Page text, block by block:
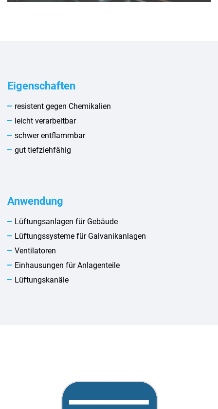
Eigenschaften
resistent gegen Chemikalien
leicht verarbeitbar
schwer entflammbar
gut tiefziehfähig
Anwendung
Lüftungsanlagen für Gebäude
Lüftungssysteme für Galvanikanlagen
Ventilatoren
Einhausungen für Anlagenteile
Lüftungskanäle